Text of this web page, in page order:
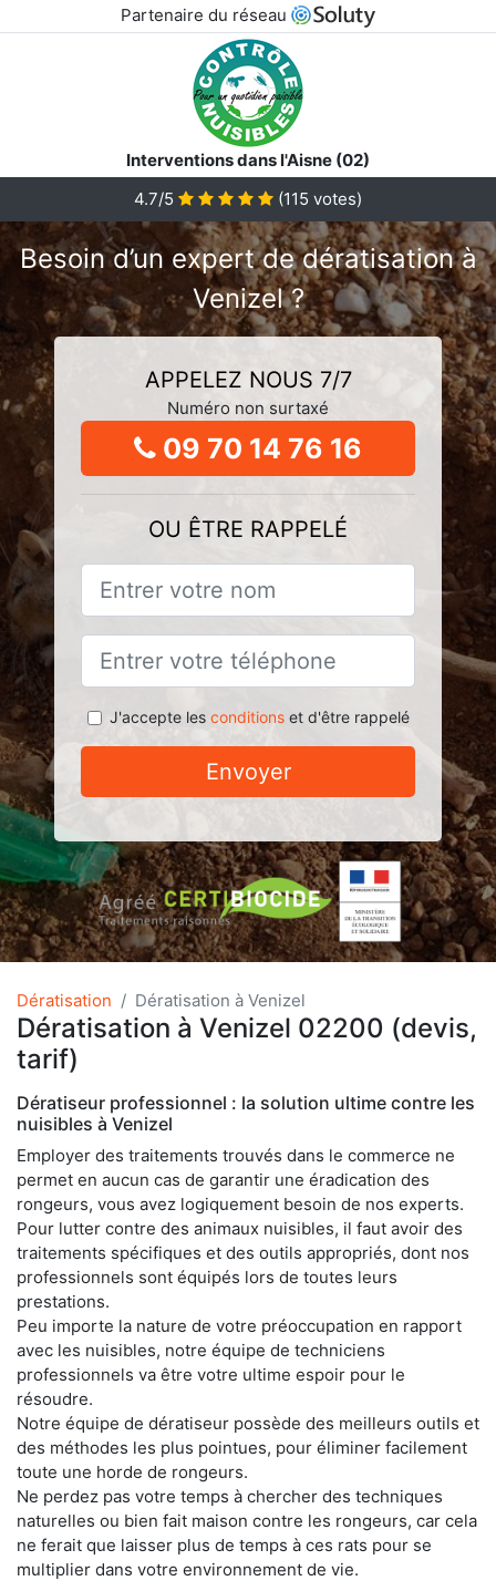
Partenaire du réseau
Interventions dans l'Aisne (02)
4.7/5
(115 votes)
Besoin d’un expert de dératisation à
Venizel ?
APPELEZ NOUS 7/7
Numéro non surtaxé
09 70 14 76 16
OU ÊTRE RAPPELÉ
J'accepte les conditionset d'être rappelé
Envoyer
Dératisation Dératisation à Venizel
Dératisation à Venizel 02200 (devis,
tarif)
Dératiseur professionnel : la solution ultime contre les
nuisibles à Venizel
Employer des traitements trouvés dans le commerce ne
permet en aucun cas de garantir une éradication des
rongeurs, vous avez logiquement besoin de nos experts.
Pour lutter contre des animaux nuisibles, il faut avoir des
traitements spécifiques et des outils appropriés, dont nos
professionnels sont équipés lors de toutes leurs
prestations.
Peu importe la nature de votre préoccupation en rapport
avec les nuisibles, notre équipe de techniciens
professionnels va être votre ultime espoir pour le
résoudre.
Notre équipe de dératiseur possède des meilleurs outils et
des méthodes les plus pointues, pour éliminer facilement
toute une horde de rongeurs.
Ne perdez pas votre temps à chercher des techniques
naturelles ou bien fait maison contre les rongeurs, car cela
ne ferait que laisser plus de temps à ces rats pour se
multiplier dans votre environnement de vie.